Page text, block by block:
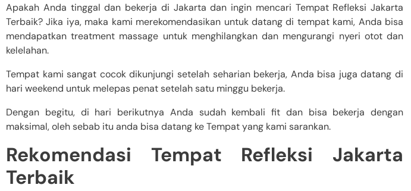
Apakah Anda tinggal dan bekerja di Jakarta dan ingin mencari Tempat Refleksi Jakarta
Terbaik? Jika iya, maka kami merekomendasikan untuk datang di tempat kami, Anda bisa
mendapatkan treatment massage untuk menghilangkan dan mengurangi nyeri otot dan
kelelahan.
Tempat kami sangat cocok dikunjungi setelah seharian bekerja, Anda bisa juga datang di
hari weekend untuk melepas penat setelah satu minggu bekerja.
Dengan begitu, di hari berikutnya Anda sudah kembali fit dan bisa bekerja dengan
maksimal, oleh sebab itu anda bisa datang ke Tempat yang kami sarankan.
Rekomendasi Tempat Refleksi Jakarta
Terbaik